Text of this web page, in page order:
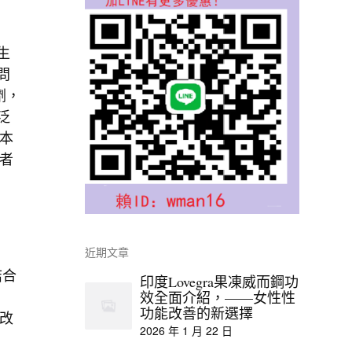
近期文章
印度Lovegra果凍威而鋼功
效全面介紹，——女性性
功能改善的新選擇
2026 年 1 月 22 日